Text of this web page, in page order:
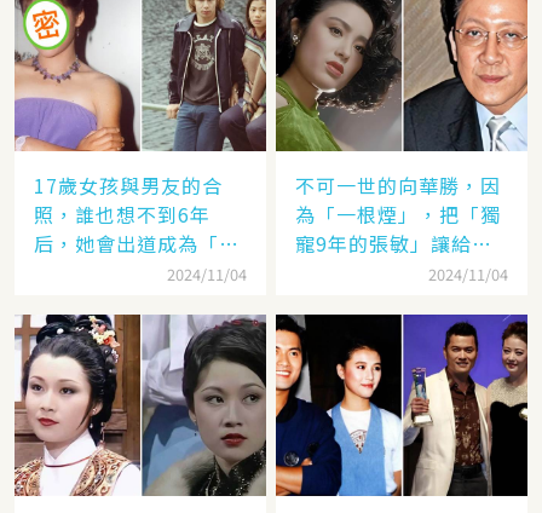
17歲女孩與男友的合
照，誰也想不到6年
后，她會出道成為「香
港當紅女星」，至今都
2024/11/04
不可一世的向華勝，因
為「一根煙」，把「獨
寵9年的張敏」讓給了
2024/11/04